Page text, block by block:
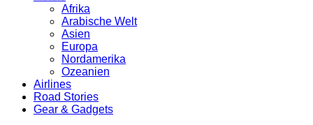
Afrika
Arabische Welt
Asien
Europa
Nordamerika
Ozeanien
Airlines
Road Stories
Gear & Gadgets